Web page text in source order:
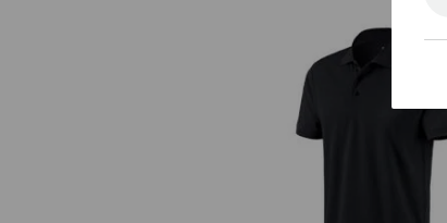
e.s. Polo-Shirt cotton